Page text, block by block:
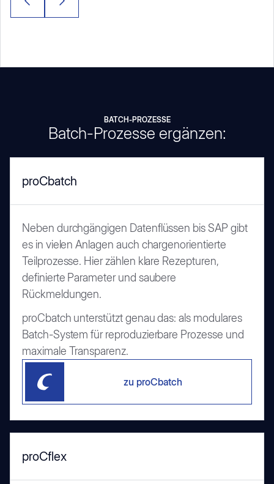
BATCH‑PROZESSE
Batch-Prozesse ergänzen:
proCbatch
Neben durchgängigen Datenflüssen bis SAP gibt
es in vielen Anlagen auch chargenorientierte
Teilprozesse. Hier zählen klare Rezepturen,
definierte Parameter und saubere
Rückmeldungen.
proCbatch unterstützt genau das: als modulares
Batch-System für reproduzierbare Prozesse und
maximale Transparenz.
zu proCbatch
proCflex